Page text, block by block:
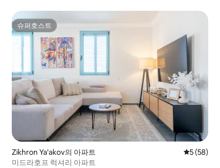
슈퍼호스트
슈퍼호스트
Zikhron Ya'akov의 아파트 평점 5점(5
5 (58)
미드라호프 럭셔리 아파트